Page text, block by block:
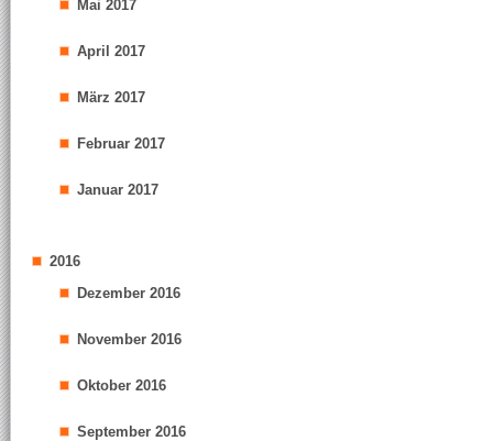
Mai 2017
April 2017
März 2017
Februar 2017
Januar 2017
2016
Dezember 2016
November 2016
Oktober 2016
September 2016